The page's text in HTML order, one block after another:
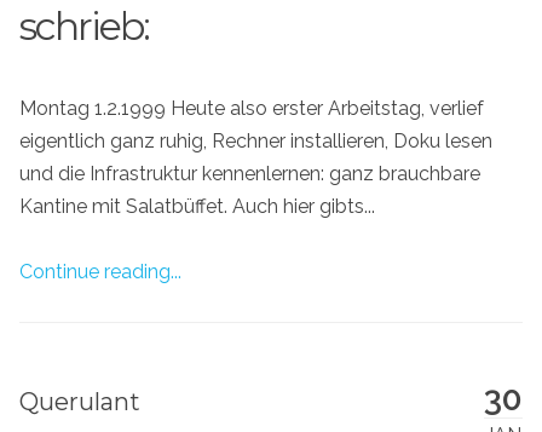
schrieb:
Montag 1.2.1999 Heute also erster Arbeitstag, verlief
eigentlich ganz ruhig, Rechner installieren, Doku lesen
und die Infrastruktur kennenlernen: ganz brauchbare
Kantine mit Salatbüffet. Auch hier gibts...
Continue reading...
30
Querulant